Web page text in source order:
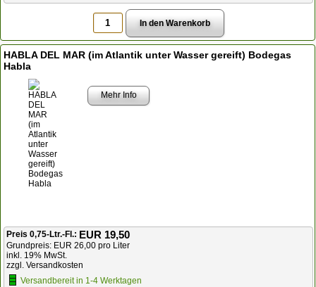
HABLA DEL MAR (im Atlantik unter Wasser gereift) Bodegas
Habla
Mehr Info
Preis 0,75-Ltr.-Fl.: EUR 19,50
Grundpreis: EUR 26,00 pro Liter
inkl. 19% MwSt.
zzgl. Versandkosten
Versandbereit in 1-4 Werktagen